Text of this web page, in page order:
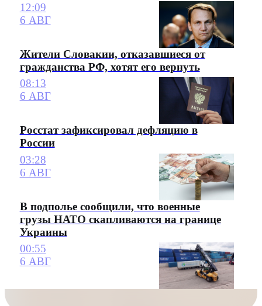
12:09
6 АВГ
Жители Словакии, отказавшиеся от
гражданства РФ, хотят его вернуть
08:13
6 АВГ
Росстат зафиксировал дефляцию в
России
03:28
6 АВГ
В подполье сообщили, что военные
грузы НАТО скапливаются на границе
Украины
00:55
6 АВГ